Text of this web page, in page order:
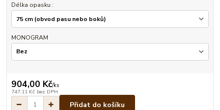
Délka opasku :
MONOGRAM
904,00 Kč/ks
747,11 Kč bez DPH
Přidat do košíku